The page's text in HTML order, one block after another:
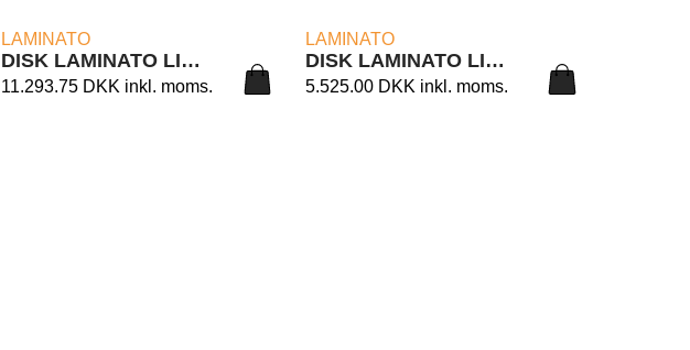
LAMINATO
DISK LAMINATO LIGHT 12/120B
11.293.75 DKK inkl. moms.
LAMINATO
DISK LAMINATO LIGHT 12/90
5.525.00 DKK inkl. moms.